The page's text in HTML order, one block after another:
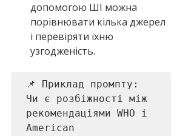
допомогою ШІ можна
порівнювати кілька джерел
і перевіряти їхню
узгодженість.
📌 Приклад промпту:
Чи є розбіжності між
рекомендаціями WHO і
American